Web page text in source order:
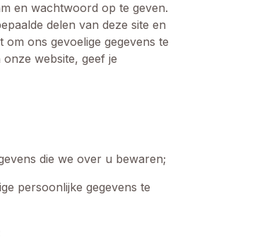
en wachtwoord op te geven.
delen van deze site en
ons gevoelige gegevens te
website, geef je
die we over u bewaren;
persoonlijke gegevens te